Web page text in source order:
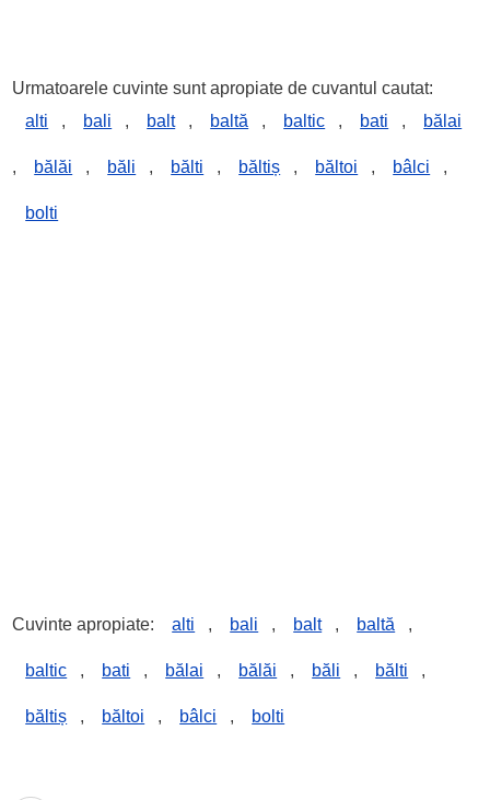
Urmatoarele cuvinte sunt apropiate de cuvantul cautat:
alti
, bali , balt , baltă , baltic , bati , bălai
, bălăi , băli , bălti , băltiș , băltoi , bâlci ,
bolti
Cuvinte apropiate: alti , bali , balt , baltă ,
baltic , bati , bălai , bălăi , băli , bălti ,
băltiș , băltoi , bâlci , bolti